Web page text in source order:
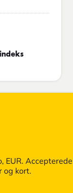
EUR. Accepterede
og kort.